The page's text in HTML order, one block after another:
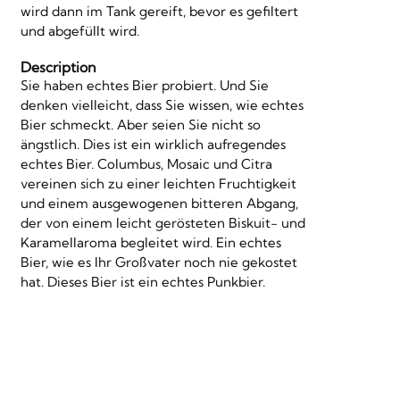
wird dann im Tank gereift, bevor es gefiltert
und abgefüllt wird.
Description
Sie haben echtes Bier probiert. Und Sie
denken vielleicht, dass Sie wissen, wie echtes
Bier schmeckt. Aber seien Sie nicht so
ängstlich. Dies ist ein wirklich aufregendes
echtes Bier. Columbus, Mosaic und Citra
vereinen sich zu einer leichten Fruchtigkeit
und einem ausgewogenen bitteren Abgang,
der von einem leicht gerösteten Biskuit- und
Karamellaroma begleitet wird. Ein echtes
Bier, wie es Ihr Großvater noch nie gekostet
hat. Dieses Bier ist ein echtes Punkbier.